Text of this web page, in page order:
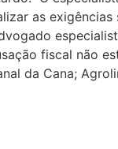
as
fiscal não
da Cana;